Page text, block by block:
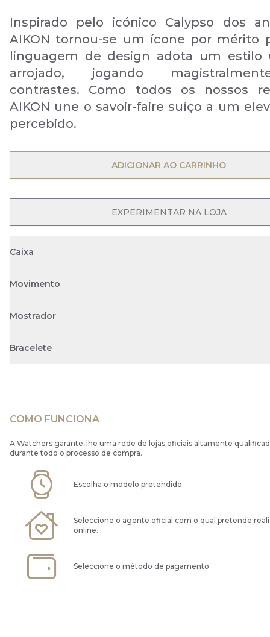
Inspirado pelo icónico Calypso dos
AIKON tornou-se um ícone por mérito
linguagem de design adota um estilo
arrojado, jogando
contrastes. Como todos os nossos
AIKON une o savoir-faire suíço a um
percebido.
ADICIONAR AO CARRINHO
EXPERIMENTAR NA LOJA
Caixa
Movimento
Mostrador
Bracelete
COMO FUNCIONA
A Watchers garante-lhe uma rede de lojas oficiais altamente
durante todo o processo de compra.
Escolha o modelo pretendido.
Seleccione o agente oficial com o qual pretende
online.
Seleccione o método de pagamento.